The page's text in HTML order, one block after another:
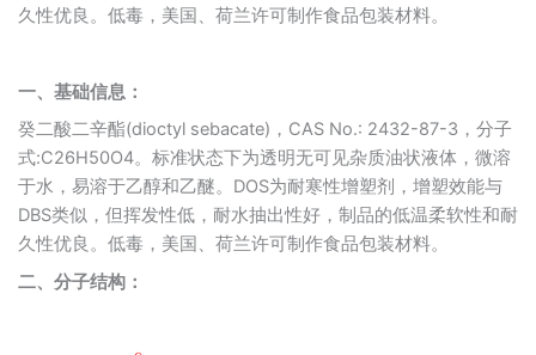
久性优良。低毒，美国、荷兰许可制作食品包装材料。
一、 基础信息：
癸二酸二辛酯(dioctyl sebacate)，CAS No.: 2432-87-3，分子
式:C26H50O4。标准状态下为透明无可见杂质油状液体，微溶
于水，易溶于乙醇和乙醚。DOS为耐寒性增塑剂，增塑效能与
DBS类似，但挥发性低，耐水抽出性好，制品的低温柔软性和耐
久性优良。低毒，美国、荷兰许可制作食品包装材料。
二、 分子结构：